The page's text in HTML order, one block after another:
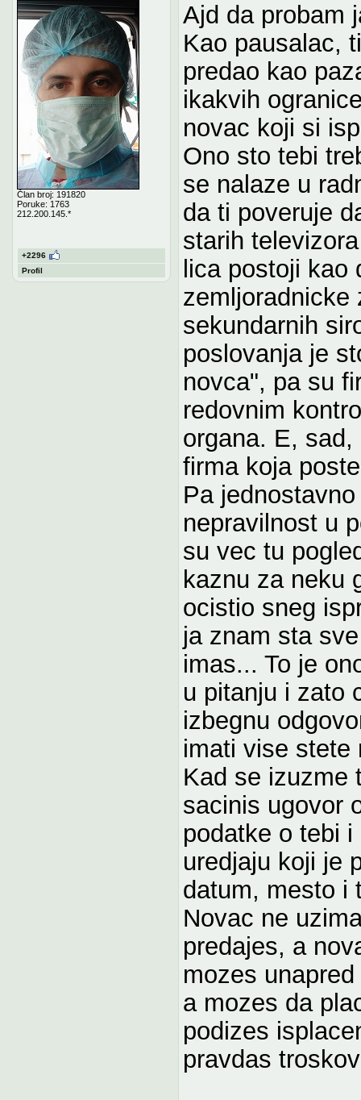
Član broj: 191820
Poruke: 1763
212.200.145.*
+2296
Profil
Ajd da probam
Kao pausalac,
predao kao
ikakvih
novac koji si
Ono sto tebi
se nalaze u
da ti poveruje
starih
lica postoji kao
zemljoradnicke
sekundarnih
poslovanja je
novca", pa su
redovnim
organa. E,
firma koja
Pa
nepravilnost u
su vec tu
kaznu za neku
ocistio sneg
ja znam sta
imas... To je
u pitanju i zato
izbegnu
imati vise stete
Kad se izuzme
sacinis ugovor
podatke o tebi
uredjaju koji je
datum, mesto i
Novac ne
predajes, a
mozes
a mozes da
podizes
pravdas